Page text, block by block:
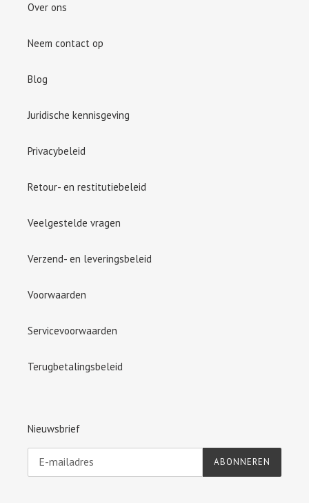
Over ons
Neem contact op
Blog
Juridische kennisgeving
Privacybeleid
Retour- en restitutiebeleid
Veelgestelde vragen
Verzend- en leveringsbeleid
Voorwaarden
Servicevoorwaarden
Terugbetalingsbeleid
Nieuwsbrief
ABONNEREN